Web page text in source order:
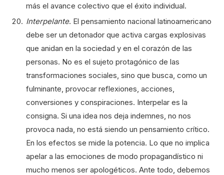
más el avance colectivo que el éxito individual.
Interpelante. El pensamiento nacional latinoamericano
debe ser un detonador que activa cargas explosivas
que anidan en la sociedad y en el corazón de las
personas. No es el sujeto protagónico de las
transformaciones sociales, sino que busca, como un
fulminante, provocar reflexiones, acciones,
conversiones y conspiraciones. Interpelar es la
consigna. Si una idea nos deja indemnes, no nos
provoca nada, no está siendo un pensamiento crítico.
En los efectos se mide la potencia. Lo que no implica
apelar a las emociones de modo propagandístico ni
mucho menos ser apologéticos. Ante todo, debemos